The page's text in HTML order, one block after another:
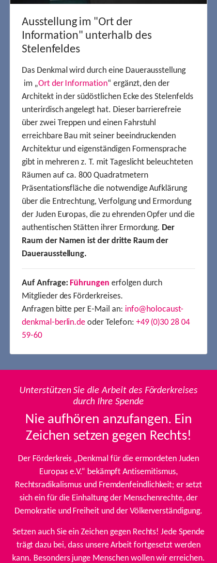
Ausstellung im "Ort der
Information" unterhalb des
Stelenfeldes
Das Denkmal wird durch eine Dauerausstellung
im „Ort der Information“ ergänzt, den der
Architekt in der südöstlichen Ecke des Stelenfelds
unterirdisch angelegt hat. Dieser barrierefreie
über zwei Treppen und einen Fahrstuhl
erreichbare Bau mit seiner beeindruckenden
Architektur und eigenständigen Formensprache
gibt in mehreren z. T. mit Tageslicht beleuchteten
Räumen auf ca. 800 Quadratmetern
Präsentationsfläche die notwendige Aufklärung
über die Entrechtung, Verfolgung und Ermordung
der Juden Europas, die zu ehrenden Opfer und die
authentischen Stätten ihrer Ermordung. Der
Raum der Namen ist der dritte Raum der
Dauerausstellung.
Auf Anfrage: Führungen erfolgen durch
Mitglieder des Förderkreises.
Anfragen bitte per E-Mail an: info@holocaust-
denkmal-berlin.de oder Telefon: +49 (0)30 28 04
59-60
Unterstützen Sie die Arbeit des Förderkreises
durch Ihre Spende
Nie aufhören anzufangen. Ein
Zeichen setzen gegen Rechts!
Der Förderkreis „Denkmal für die ermordeten Juden
Europas e.V.“ bekämpft Antisemitismus,
Rechtsradikalismus und Fremdenfeindlichkeit; er setzt
sich ein für die Einhaltung der Menschenrechte, der
Demokratie und Freiheit und der Völkerverständigung.
Setzen auch Sie ein Zeichen gegen Rechts! Jede Spende
trägt dazu bei, dass unsere Arbeit fortgesetzt werden
kann. Besonders junge Menschen wollen wir erreichen.